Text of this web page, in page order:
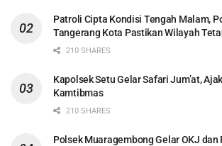
Patroli Cipta Kondisi Tengah Malam,
Tangerang Kota Pastikan Wilayah
210 SHARES
Kapolsek Setu Gelar Safari Jum’at,
Kamtibmas
210 SHARES
Polsek Muaragembong Gelar OKJ dan